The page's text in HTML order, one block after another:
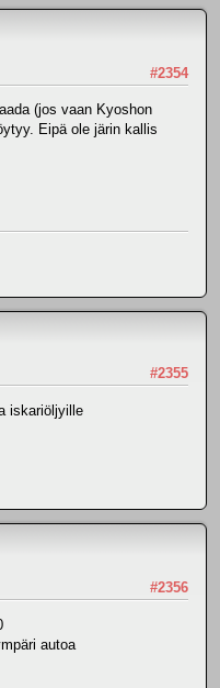
#2354
(jos vaan Kyoshon
Eipä ole järin kallis
#2355
iskariöljyille
#2356
autoa